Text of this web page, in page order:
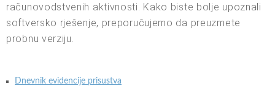
računovodstvenih aktivnosti. Kako biste bolje upoznali
softversko rješenje, preporučujemo da preuzmete
probnu verziju.
Dnevnik evidencije prisustva